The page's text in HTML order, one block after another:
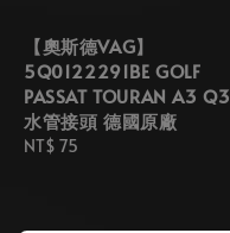
【奧斯德VAG】
5Q0122291BE GOLF
PASSAT TOURAN A3 Q3
水管接頭 德國原廠
Regular
NT$ 75